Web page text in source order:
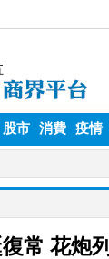
股市 消費 疫情
常 花炮